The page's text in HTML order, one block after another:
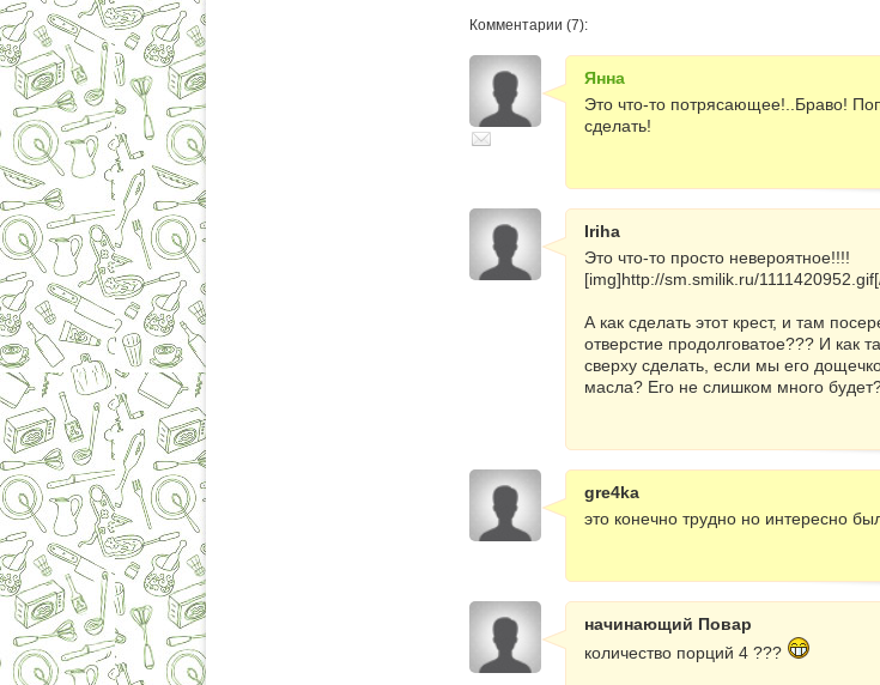
Комментарии (7):
Янна
Это что-то потрясающее!..Браво!
сделать!
Iriha
Это что-то просто невероятное!!!!
[img]http://sm.smilik.ru/
А как сделать этот крест, и там
отверстие продолговатое??? И как
сверху сделать, если мы его
масла? Его не слишком много
gre4ka
это конечно трудно но интересно
начинающий Повар
количество порций 4 ???